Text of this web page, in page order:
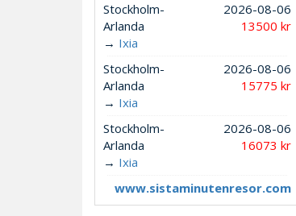
Stockholm-
Arlanda
→ Ixia
2026-08-06
13500 kr
Stockholm-
Arlanda
→ Ixia
2026-08-06
15775 kr
Stockholm-
Arlanda
→ Ixia
2026-08-06
16073 kr
www.sistaminutenresor.com